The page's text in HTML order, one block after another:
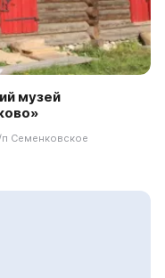
музей
Семенковское